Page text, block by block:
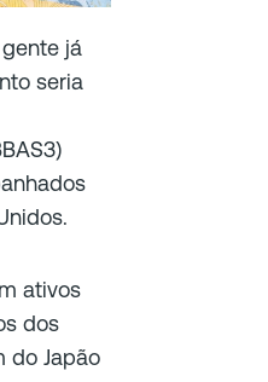
já
seria
ativos
dos
do Japão